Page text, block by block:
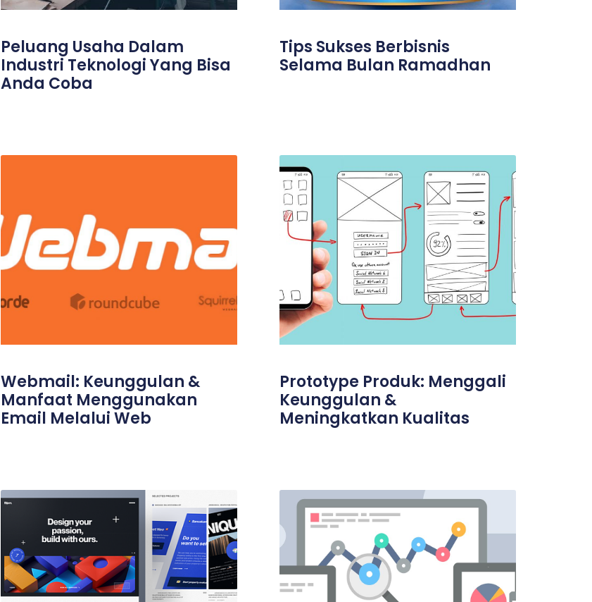
Peluang Usaha Dalam
Industri Teknologi Yang Bisa
Anda Coba
Tips Sukses Berbisnis
Selama Bulan Ramadhan
Webmail: Keunggulan &
Manfaat Menggunakan
Email Melalui Web
Prototype Produk: Menggali
Keunggulan &
Meningkatkan Kualitas